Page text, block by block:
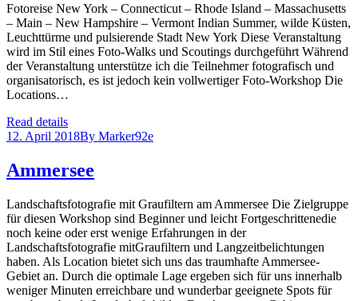
Fotoreise New York – Connecticut – Rhode Island – Massachusetts
– Main – New Hampshire – Vermont Indian Summer, wilde Küsten,
Leuchttürme und pulsierende Stadt New York Diese Veranstaltung
wird im Stil eines Foto-Walks und Scoutings durchgeführt Während
der Veranstaltung unterstütze ich die Teilnehmer fotografisch und
organisatorisch, es ist jedoch kein vollwertiger Foto-Workshop Die
Locations…
Read details
12. April 2018By Marker92e
Ammersee
Landschaftsfotografie mit Graufiltern am Ammersee Die Zielgruppe
für diesen Workshop sind Beginner und leicht Fortgeschrittenedie
noch keine oder erst wenige Erfahrungen in der
Landschaftsfotografie mitGraufiltern und Langzeitbelichtungen
haben. Als Location bietet sich uns das traumhafte Ammersee-
Gebiet an. Durch die optimale Lage ergeben sich für uns innerhalb
weniger Minuten erreichbare und wunderbar geeignete Spots für